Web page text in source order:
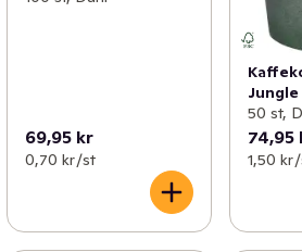
69,95 kr
0,70 kr /st
Jungle
50 st,
74,95
1,50 kr